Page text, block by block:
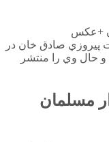
+عکس
پيروزي صادق خان در
و حال وي را منتشر
مسلمان